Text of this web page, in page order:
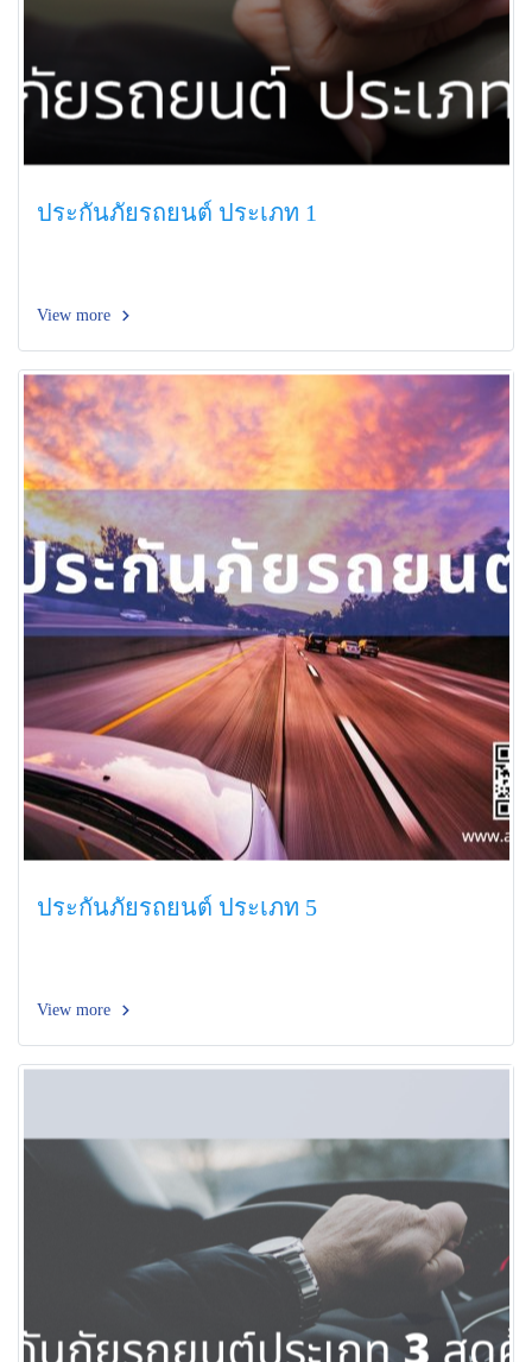
ประกันภัยรถยนต์ ประเภท 1
View more
ประกันภัยรถยนต์ ประเภท 5
View more